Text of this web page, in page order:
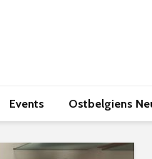
Events Ostbelgiens